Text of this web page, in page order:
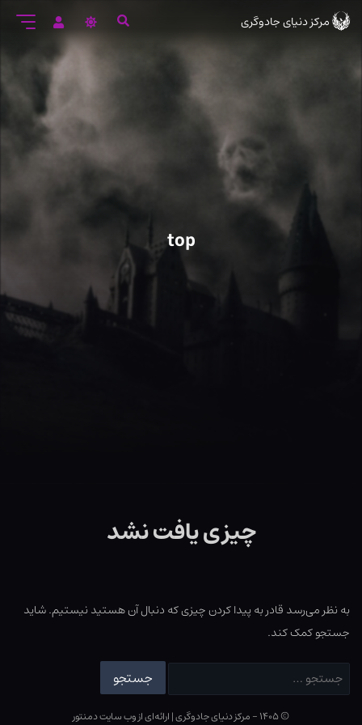
ورود
اصلی
مرکز دنیای جادوگری
top
چیزی یافت نشد
به نظر می‌رسد قادر به پیدا کردن چیزی که دنبال آن هستید نیستیم. شاید
جستجو کمک کند.
جستجو
برای:
© ۱۴۰۵ - مرکز دنیای جادوگری |ارائه‌ای از وب ‌سایت دمنتور